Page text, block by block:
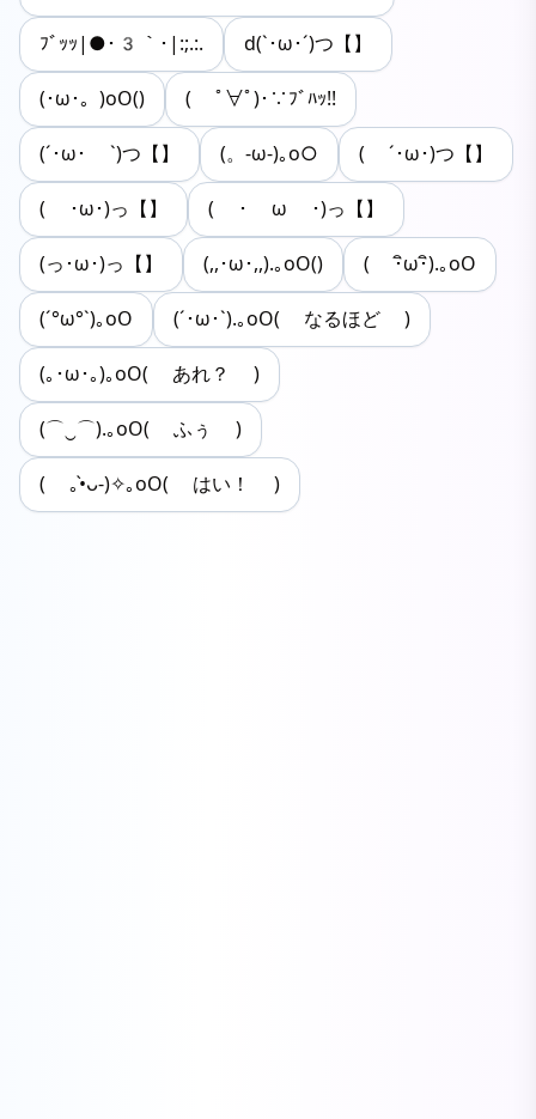
ﾌﾞｯｯ|●･3｀･|:;.:. d(`･ω･´)つ【】
(･ω･。)oΟ() ( ﾟ∀ﾟ)･∵ﾌﾞﾊｯ!!
(´･ω･ `)つ【】 (。-ω-)｡o○︎ ( ´･ω･)つ【】
( ･ω･)っ【】 ( ･ ω ･)っ【】
(っ･ω･)っ【】 (,,･ω･,,).｡oO() ( ･ิω･ิ).｡oO
(´°ω°`)｡oO (´･ω･`).｡oO( なるほど )
(｡･ω･｡)｡oO( あれ？ )
(⌒‿⌒).｡oO( ふぅ )
( ｡•̀ᴗ-)✧｡oO( はい！ )